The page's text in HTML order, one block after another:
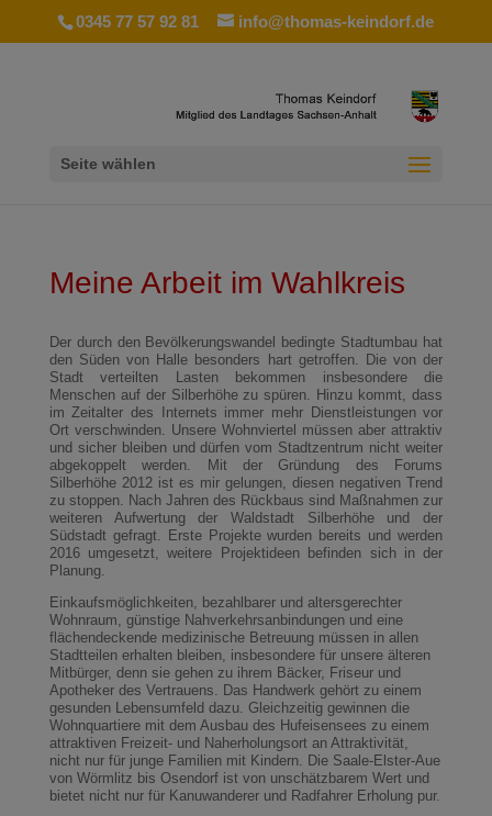
0345 77 57 92 81 info@thomas-keindorf.de
Seite wählen
Meine Arbeit im Wahlkreis
Der durch den Bevölkerungswandel bedingte Stadtumbau hat
den Süden von Halle besonders hart getroffen. Die von der
Stadt verteilten Lasten bekommen insbesondere die
Menschen auf der Silberhöhe zu spüren. Hinzu kommt, dass
im Zeitalter des Internets immer mehr Dienstleistungen vor
Ort verschwinden. Unsere Wohnviertel müssen aber attraktiv
und sicher bleiben und dürfen vom Stadtzentrum nicht weiter
abgekoppelt werden. Mit der Gründung des Forums
Silberhöhe 2012 ist es mir gelungen, diesen negativen Trend
zu stoppen. Nach Jahren des Rückbaus sind Maßnahmen zur
weiteren Aufwertung der Waldstadt Silberhöhe und der
Südstadt gefragt. Erste Projekte wurden bereits und werden
2016 umgesetzt, weitere Projektideen befinden sich in der
Planung.
Einkaufsmöglichkeiten, bezahlbarer und altersgerechter
Wohnraum, günstige Nahverkehrsanbindungen und eine
flächendeckende medizinische Betreuung müssen in allen
Stadtteilen erhalten bleiben, insbesondere für unsere älteren
Mitbürger, denn sie gehen zu ihrem Bäcker, Friseur und
Apotheker des Vertrauens. Das Handwerk gehört zu einem
gesunden Lebensumfeld dazu. Gleichzeitig gewinnen die
Wohnquartiere mit dem Ausbau des Hufeisensees zu einem
attraktiven Freizeit- und Naherholungsort an Attraktivität,
nicht nur für junge Familien mit Kindern. Die Saale-Elster-Aue
von Wörmlitz bis Osendorf ist von unschätzbarem Wert und
bietet nicht nur für Kanuwanderer und Radfahrer Erholung pur.